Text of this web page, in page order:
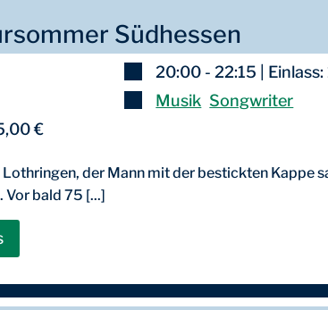
Südhessen
20:00 - 22:15 | Einlass:
Musik Songwriter
€
der Mann mit der bestickten Kappe
Vor bald 75 [...]